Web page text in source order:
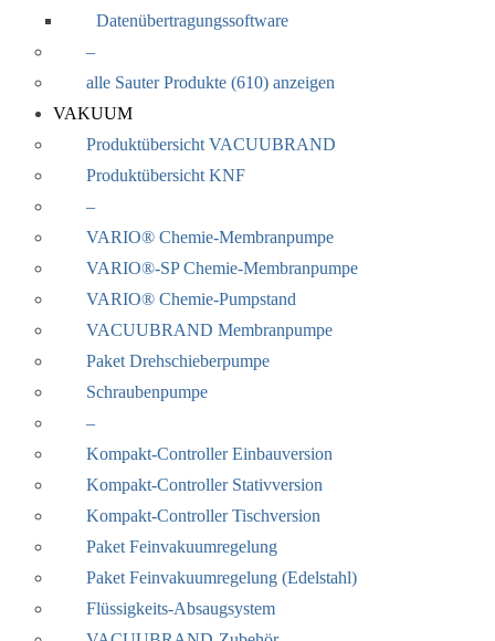
Datenübertragungssoftware
–
alle Sauter Produkte (610) anzeigen
VAKUUM
Produktübersicht VACUUBRAND
Produktübersicht KNF
–
VARIO® Chemie-Membranpumpe
VARIO®-SP Chemie-Membranpumpe
VARIO® Chemie-Pumpstand
VACUUBRAND Membranpumpe
Paket Drehschieberpumpe
Schraubenpumpe
–
Kompakt-Controller Einbauversion
Kompakt-Controller Stativversion
Kompakt-Controller Tischversion
Paket Feinvakuumregelung
Paket Feinvakuumregelung (Edelstahl)
Flüssigkeits-Absaugsystem